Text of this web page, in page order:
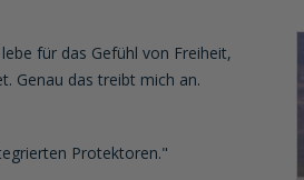
für das Gefühl von Freiheit,
Genau das treibt mich an.
Protektoren."